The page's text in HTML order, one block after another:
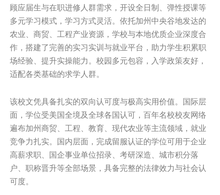
顾应届生与在职进修人群需求，开设全日制、弹性授课等
多元学习模式，学习方式灵活。依托加州中央谷地发达的
农业、商贸、工程产业资源，学校与本地优质企业深度合
作，搭建了完善的实习实训与就业平台，助力学生积累职
场经验、提升实操能力。校园多元包容，入学政策友好，
适配各类基础的求学人群。
该校文凭具备扎实的双向认可度与极高实用价值。国际层
面，学位受美国全境及全球各国认可，百年名校校友网络
遍布加州商贸、工程、教育、现代农业等主流领域，就业
竞争力扎实。国内层面，完成留服认证的学位可用于企业
高薪求职、国企事业单位招录、考研深造、城市积分落
户、职称晋升等全部场景，具备完整的法律效力与社会认
可度。